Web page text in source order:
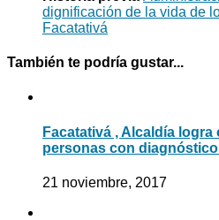
dignificación de la vida de
Facatativá
También te podría gustar...
Facatativá , Alcaldía
personas con
21 noviembre, 2017